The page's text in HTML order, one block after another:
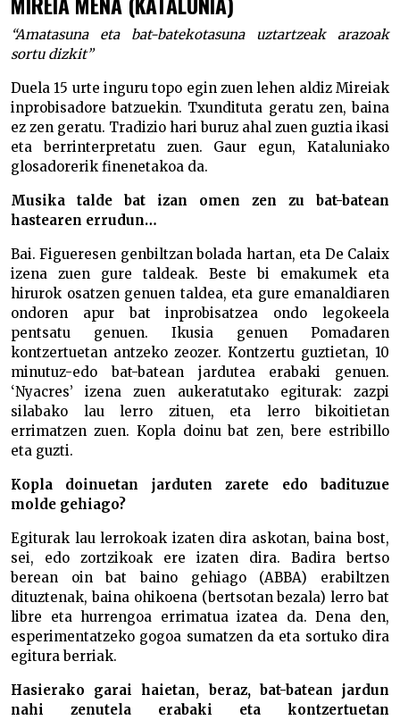
“Amatasuna eta bat-batekotasuna uztartzeak arazoak
sortu dizkit”
Duela 15 urte inguru topo egin zuen lehen aldiz Mireiak
inprobisadore batzuekin. Txundituta geratu zen, baina
ez zen geratu. Tradizio hari buruz ahal zuen guztia ikasi
eta berrinterpretatu zuen. Gaur egun, Kataluniako
glosadorerik finenetakoa da.
Musika talde bat izan omen zen zu bat-batean
hastearen errudun…
Bai. Figueresen genbiltzan bolada hartan, eta De Calaix
izena zuen gure taldeak. Beste bi emakumek eta
hirurok osatzen genuen taldea, eta gure emanaldiaren
ondoren apur bat inprobisatzea ondo legokeela
pentsatu genuen. Ikusia genuen Pomadaren
kontzertuetan antzeko zeozer. Kontzertu guztietan, 10
minutuz-edo bat-batean jardutea erabaki genuen.
‘Nyacres’ izena zuen aukeratutako egiturak: zazpi
silabako lau lerro zituen, eta lerro bikoitietan
errimatzen zuen. Kopla doinu bat zen, bere estribillo
eta guzti.
Kopla doinuetan jarduten zarete edo badituzue
molde gehiago?
Egiturak lau lerrokoak izaten dira askotan, baina bost,
sei, edo zortzikoak ere izaten dira. Badira bertso
berean oin bat baino gehiago (ABBA) erabiltzen
dituztenak, baina ohikoena (bertsotan bezala) lerro bat
libre eta hurrengoa errimatua izatea da. Dena den,
esperimentatzeko gogoa sumatzen da eta sortuko dira
egitura berriak.
Hasierako garai haietan, beraz, bat-batean jardun
nahi zenutela erabaki eta kontzertuetan